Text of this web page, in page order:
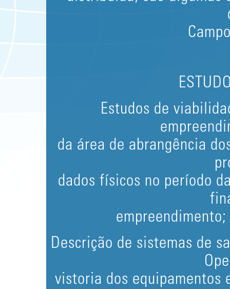
Estudos de
da área de abrangência
dados físicos no período
Descrição de sistemas de
vistoria dos equipamentos